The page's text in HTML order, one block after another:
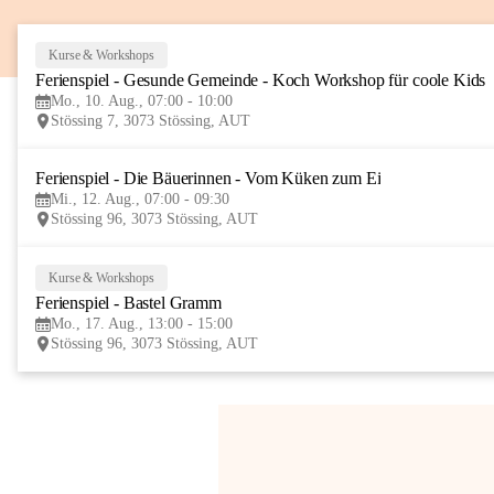
Kurse & Workshops
Ferienspiel - Gesunde Gemeinde - Koch Workshop für coole Kids
Mo., 10. Aug., 07:00 - 10:00
Stössing 7, 3073 Stössing, AUT
Ferienspiel - Die Bäuerinnen - Vom Küken zum Ei
Mi., 12. Aug., 07:00 - 09:30
Stössing 96, 3073 Stössing, AUT
Kurse & Workshops
Ferienspiel - Bastel Gramm
Mo., 17. Aug., 13:00 - 15:00
Stössing 96, 3073 Stössing, AUT